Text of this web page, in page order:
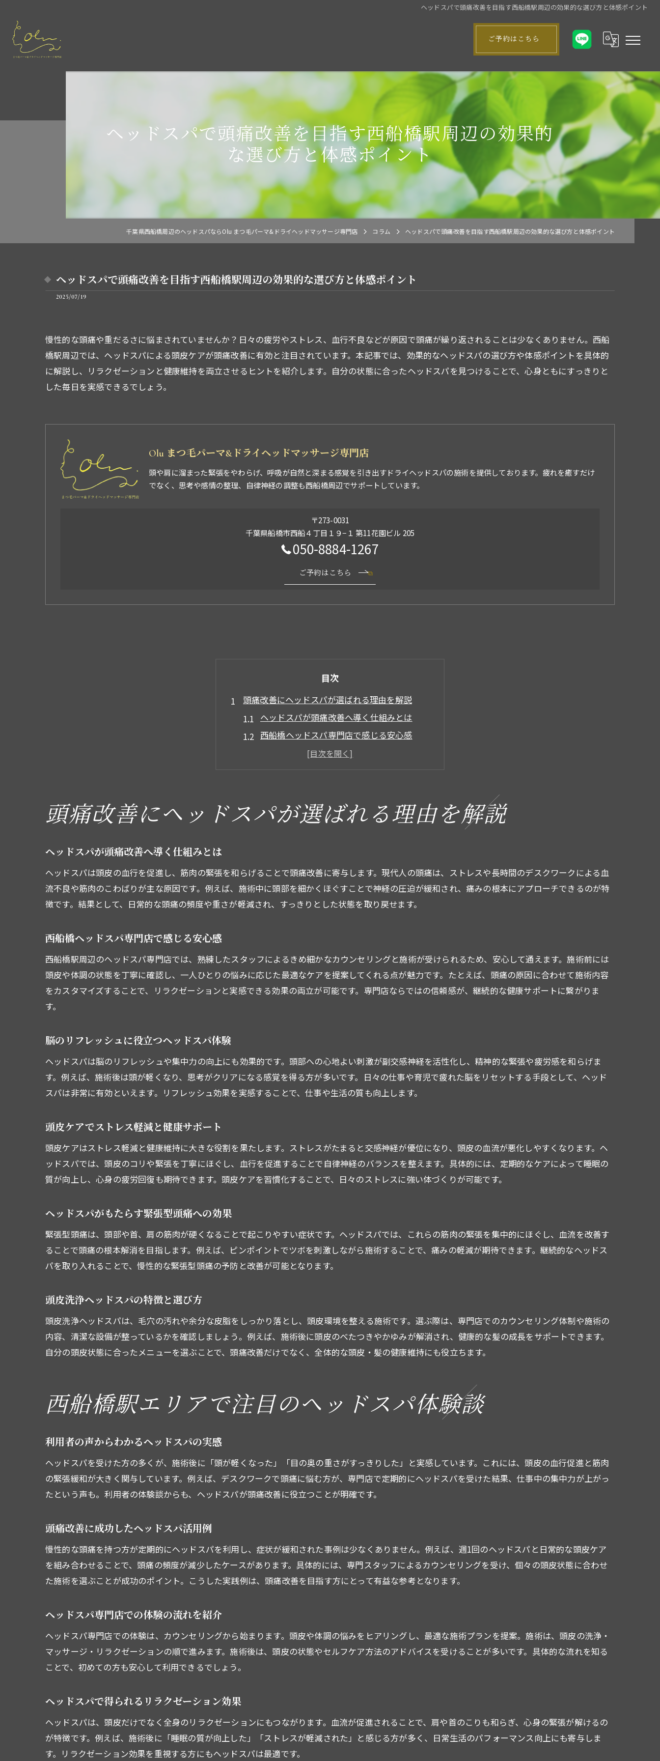
ヘッドスパで頭痛改善を目指す西船橋駅周辺の効果的な選び方と体感ポイント
ご予約はこちら
ヘッドスパで頭痛改善を目指す西船橋駅周辺の効果的
な選び方と体感ポイント
千葉県西船橋周辺のヘッドスパならOlu まつ毛パーマ&ドライヘッドマッサージ専門店 コラム ヘッドスパで頭痛改善を目指す西船橋駅周辺の効果的な選び方と体感ポイント
ヘッドスパで頭痛改善を目指す西船橋駅周辺の効果的な選び方と体感ポイント
2025/07/19
慢性的な頭痛や重だるさに悩まされていませんか？日々の疲労やストレス、血行不良などが原因で頭痛が繰り返されることは少なくありません。西船
橋駅周辺では、ヘッドスパによる頭皮ケアが頭痛改善に有効と注目されています。本記事では、効果的なヘッドスパの選び方や体感ポイントを具体的
に解説し、リラクゼーションと健康維持を両立させるヒントを紹介します。自分の状態に合ったヘッドスパを見つけることで、心身ともにすっきりと
した毎日を実感できるでしょう。
Olu まつ毛パーマ&ドライヘッドマッサージ専門店
頭や肩に溜まった緊張をやわらげ、呼吸が自然と深まる感覚を引き出すドライヘッドスパの施術を提供しております。疲れを癒すだけ
でなく、思考や感情の整理、自律神経の調整も西船橋周辺でサポートしています。
〒273-0031
千葉県船橋市西船４丁目１９−１ 第11花園ビル 205
050-8884-1267
ご予約はこちら
目次
頭痛改善にヘッドスパが選ばれる理由を解説
ヘッドスパが頭痛改善へ導く仕組みとは
西船橋ヘッドスパ専門店で感じる安心感
脳のリフレッシュに役立つヘッドスパ体験
頭皮洗浄ヘッドスパの特徴と選び方
西船橋駅エリアで注目のヘッドスパ体験談
ヘッドスパ専門店での体験の流れを紹介
ヘッドスパで得られるリラクゼーション効果
頭皮洗浄ヘッドスパの人気の理由とは
ヘッドスパとマッサージの施術内容を比較
頭痛改善に効果的な施術の選び方は
慢性的な頭痛なら試したいヘッドスパの効果
慢性的な頭痛に悩む方のヘッドスパ活用術
頭皮洗浄や血流促進で健康をサポート
実感できるヘッドスパの長期的な効果
ヘッドスパの科学的根拠と利用のコツ
リラクゼーション重視のヘッドスパ施術法
頭皮の汚れ除去で心身のすっきり感を実感
ヘッドスパ専門店の頭皮洗浄体験の魅力
ヘッドスパは毎月の施術で変化を実感できるか
毎月のヘッドスパで得られる効果の変化
ヘッドスパの定期利用が頭痛改善に有効
西船橋の専門店が提案する施術頻度の目安
短時間ヘッドスパで感じる頭痛軽減効果
30分施術でも実感できるリラックス体験
ヘッドスパ専門店の時短メニューの魅力
ヘッドスパの短時間利用で得られる効果
健康維持へ導くヘッドスパ選びのコツを紹介
自分に合ったヘッドスパ専門店の選び方
頭痛改善と美容効果を兼ねるサロンの探し方
西船橋エリアで信頼できる店舗を見極める
頭痛改善にヘッドスパが選ばれる理由を解説
ヘッドスパが頭痛改善へ導く仕組みとは
ヘッドスパは頭皮の血行を促進し、筋肉の緊張を和らげることで頭痛改善に寄与します。現代人の頭痛は、ストレスや長時間のデスクワークによる血
流不良や筋肉のこわばりが主な原因です。例えば、施術中に頭部を細かくほぐすことで神経の圧迫が緩和され、痛みの根本にアプローチできるのが特
徴です。結果として、日常的な頭痛の頻度や重さが軽減され、すっきりとした状態を取り戻せます。
西船橋ヘッドスパ専門店で感じる安心感
西船橋駅周辺のヘッドスパ専門店では、熟練したスタッフによるきめ細かなカウンセリングと施術が受けられるため、安心して通えます。施術前には
頭皮や体調の状態を丁寧に確認し、一人ひとりの悩みに応じた最適なケアを提案してくれる点が魅力です。たとえば、頭痛の原因に合わせて施術内容
をカスタマイズすることで、リラクゼーションと実感できる効果の両立が可能です。専門店ならではの信頼感が、継続的な健康サポートに繋がりま
す。
脳のリフレッシュに役立つヘッドスパ体験
ヘッドスパは脳のリフレッシュや集中力の向上にも効果的です。頭部への心地よい刺激が副交感神経を活性化し、精神的な緊張や疲労感を和らげま
す。例えば、施術後は頭が軽くなり、思考がクリアになる感覚を得る方が多いです。日々の仕事や育児で疲れた脳をリセットする手段として、ヘッド
スパは非常に有効といえます。リフレッシュ効果を実感することで、仕事や生活の質も向上します。
頭皮ケアでストレス軽減と健康サポート
頭皮ケアはストレス軽減と健康維持に大きな役割を果たします。ストレスがたまると交感神経が優位になり、頭皮の血流が悪化しやすくなります。ヘ
ッドスパでは、頭皮のコリや緊張を丁寧にほぐし、血行を促進することで自律神経のバランスを整えます。具体的には、定期的なケアによって睡眠の
質が向上し、心身の疲労回復も期待できます。頭皮ケアを習慣化することで、日々のストレスに強い体づくりが可能です。
ヘッドスパがもたらす緊張型頭痛への効果
緊張型頭痛は、頭部や首、肩の筋肉が硬くなることで起こりやすい症状です。ヘッドスパでは、これらの筋肉の緊張を集中的にほぐし、血流を改善す
ることで頭痛の根本解消を目指します。例えば、ピンポイントでツボを刺激しながら施術することで、痛みの軽減が期待できます。継続的なヘッドス
パを取り入れることで、慢性的な緊張型頭痛の予防と改善が可能となります。
頭皮洗浄ヘッドスパの特徴と選び方
頭皮洗浄ヘッドスパは、毛穴の汚れや余分な皮脂をしっかり落とし、頭皮環境を整える施術です。選ぶ際は、専門店でのカウンセリング体制や施術の
内容、清潔な設備が整っているかを確認しましょう。例えば、施術後に頭皮のべたつきやかゆみが解消され、健康的な髪の成長をサポートできます。
自分の頭皮状態に合ったメニューを選ぶことで、頭痛改善だけでなく、全体的な頭皮・髪の健康維持にも役立ちます。
西船橋駅エリアで注目のヘッドスパ体験談
利用者の声からわかるヘッドスパの実感
ヘッドスパを受けた方の多くが、施術後に「頭が軽くなった」「目の奥の重さがすっきりした」と実感しています。これには、頭皮の血行促進と筋肉
の緊張緩和が大きく関与しています。例えば、デスクワークで頭痛に悩む方が、専門店で定期的にヘッドスパを受けた結果、仕事中の集中力が上がっ
たという声も。利用者の体験談からも、ヘッドスパが頭痛改善に役立つことが明確です。
頭痛改善に成功したヘッドスパ活用例
慢性的な頭痛を持つ方が定期的にヘッドスパを利用し、症状が緩和された事例は少なくありません。例えば、週1回のヘッドスパと日常的な頭皮ケア
を組み合わせることで、頭痛の頻度が減少したケースがあります。具体的には、専門スタッフによるカウンセリングを受け、個々の頭皮状態に合わせ
た施術を選ぶことが成功のポイント。こうした実践例は、頭痛改善を目指す方にとって有益な参考となります。
ヘッドスパ専門店での体験の流れを紹介
ヘッドスパ専門店での体験は、カウンセリングから始まります。頭皮や体調の悩みをヒアリングし、最適な施術プランを提案。施術は、頭皮の洗浄・
マッサージ・リラクゼーションの順で進みます。施術後は、頭皮の状態やセルフケア方法のアドバイスを受けることが多いです。具体的な流れを知る
ことで、初めての方も安心して利用できるでしょう。
ヘッドスパで得られるリラクゼーション効果
ヘッドスパは、頭皮だけでなく全身のリラクゼーションにもつながります。血流が促進されることで、肩や首のこりも和らぎ、心身の緊張が解けるの
が特徴です。例えば、施術後に「睡眠の質が向上した」「ストレスが軽減された」と感じる方が多く、日常生活のパフォーマンス向上にも寄与しま
す。リラクゼーション効果を重視する方にもヘッドスパは最適です。
ご予約はこちら
ご予約はこちら